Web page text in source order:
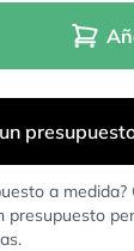
a
presupuesto